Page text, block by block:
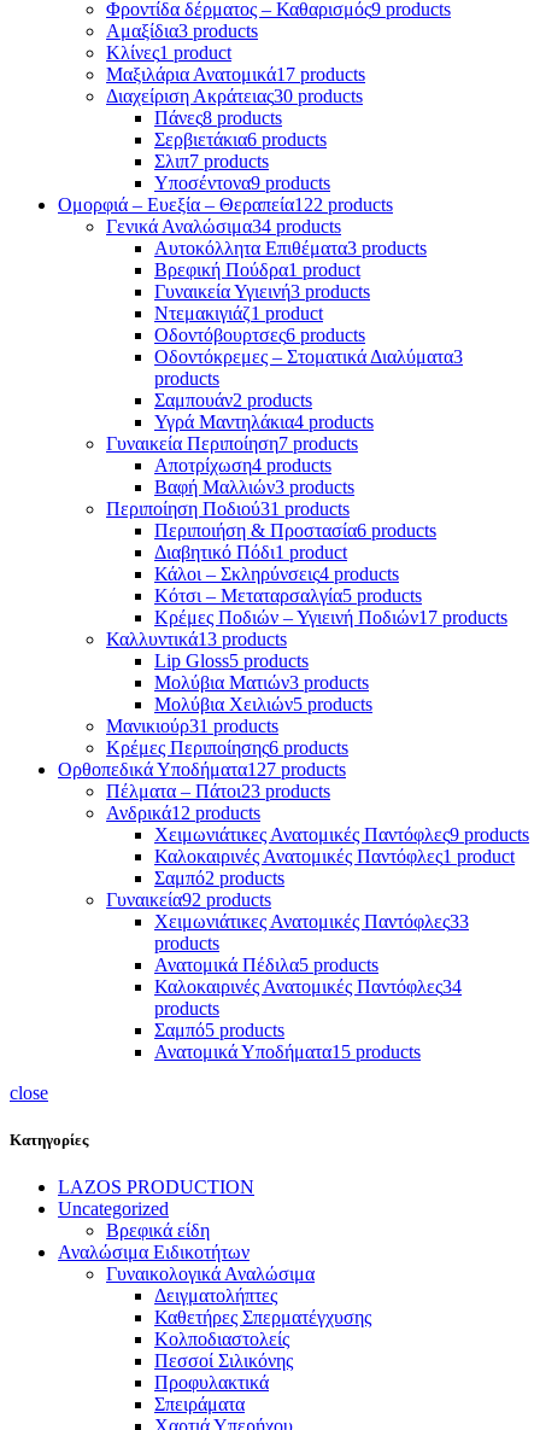
Φροντίδα δέρματος – Καθαρισμός9 products
Αμαξίδια3 products
Κλίνες1 product
Μαξιλάρια Ανατομικά17 products
Διαχείριση Ακράτειας30 products
Πάνες8 products
Σερβιετάκια6 products
Σλιπ7 products
Υποσέντονα9 products
Ομορφιά – Ευεξία – Θεραπεία122 products
Γενικά Αναλώσιμα34 products
Αυτοκόλλητα Επιθέματα3 products
Βρεφική Πούδρα1 product
Γυναικεία Υγιεινή3 products
Ντεμακιγιάζ1 product
Οδοντόβουρτσες6 products
Οδοντόκρεμες – Στοματικά Διαλύματα3
products
Σαμπουάν2 products
Υγρά Μαντηλάκια4 products
Γυναικεία Περιποίηση7 products
Αποτρίχωση4 products
Βαφή Μαλλιών3 products
Περιποίηση Ποδιού31 products
Περιποιήση & Προστασία6 products
Διαβητικό Πόδι1 product
Κάλοι – Σκληρύνσεις4 products
Κότσι – Μεταταρσαλγία5 products
Κρέμες Ποδιών – Υγιεινή Ποδιών17 products
Καλλυντικά13 products
Lip Gloss5 products
Μολύβια Ματιών3 products
Μολύβια Χειλιών5 products
Μανικιούρ31 products
Κρέμες Περιποίησης6 products
Ορθοπεδικά Υποδήματα127 products
Πέλματα – Πάτοι23 products
Ανδρικά12 products
Χειμωνιάτικες Ανατομικές Παντόφλες9 products
Καλοκαιρινές Ανατομικές Παντόφλες1 product
Σαμπό2 products
Γυναικεία92 products
Χειμωνιάτικες Ανατομικές Παντόφλες33
products
Ανατομικά Πέδιλα5 products
Καλοκαιρινές Ανατομικές Παντόφλες34
products
Σαμπό5 products
Ανατομικά Υποδήματα15 products
close
Κατηγορίες
LAZOS PRODUCTION
Uncategorized
Βρεφικά είδη
Αναλώσιμα Ειδικοτήτων
Γυναικολογικά Αναλώσιμα
Δειγματολήπτες
Καθετήρες Σπερματέγχυσης
Κολποδιαστολείς
Πεσσοί Σιλικόνης
Προφυλακτικά
Σπειράματα
Χαρτιά Υπερήχου